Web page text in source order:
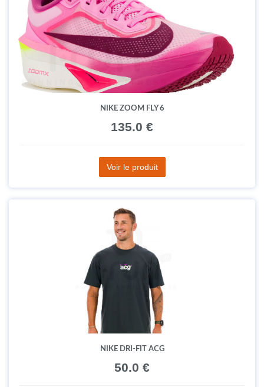
NIKE ZOOM FLY 6
135.0 €
Voir le produit
NIKE DRI-FIT ACG
50.0 €